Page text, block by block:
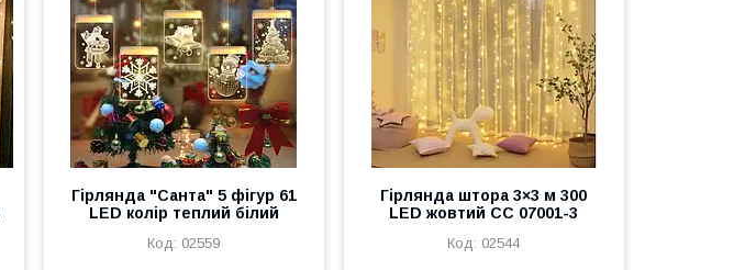
Гірлянда "Санта" 5 фігур 61
LED колір теплий білий
02559
Гірлянда штора 3×3 м 300
LED жовтий СС 07001-3
02544